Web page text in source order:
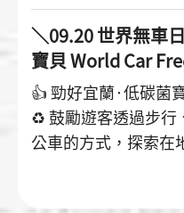
＼09.20 世界無車
寶貝 World Car
👍 勁好宜蘭·低碳菌
♻️ 鼓勵遊客透過步行
公車的方式，探索在
離步行方式代替私